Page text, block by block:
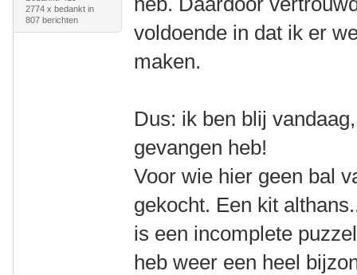
2774 x bedankt in
807 berichten
voldoende in dat ik er
maken.
Dus: ik ben blij
gevangen heb!
Voor wie hier geen bal
gekocht. Een kit
is een incomplete
heb weer een heel